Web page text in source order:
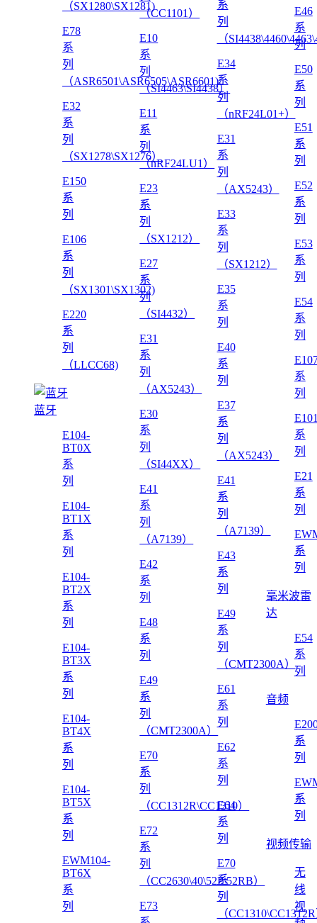
（SX1280\SX1281)
E78
系
列
（ASR6501\ASR6505\ASR6601)
E32
系
列
（SX1278\SX1276）
E150
系
列
E106
系
列
（SX1301\SX1302)
E220
系
列
（LLCC68)
蓝牙
E104-
BT0X
系
列
E104-
BT1X
系
列
E104-
BT2X
系
列
E104-
BT3X
系
列
E104-
BT4X
系
列
E104-
BT5X
系
列
EWM104-
BT6X
系
列
（CC1101）
E10
系
列
（SI4463\SI4438）
E11
系
列
（nRF24LU1）
E23
系
列
（SX1212）
E27
系
列
（SI4432）
E31
系
列
（AX5243）
E30
系
列
（SI44XX）
E41
系
列
（A7139）
E42
系
列
E48
系
列
E49
系
列
（CMT2300A）
E70
系
列
（CC1312R\CC1310）
E72
系
列
（CC2630\40\52P\52RB）
E73
系
列
（
E34
系
列
（nRF24L01+）
E31
系
列
（AX5243）
E33
系
列
（SX1212）
E35
系
列
E40
系
列
E37
系
列
（AX5243）
E41
系
列
（A7139）
E43
系
列
E49
系
列
（CMT2300A）
E61
系
列
E62
系
列
E64
系
列
E70
系
列
（
E46
系
列
E50
系
列
E51
系
列
E52
系
列
E53
系
列
E54
系
列
系
列
系
列
E21
系
列
系
列
毫米波雷
达
E54
系
列
音频
系
列
系
列
视频传输
无
线
视